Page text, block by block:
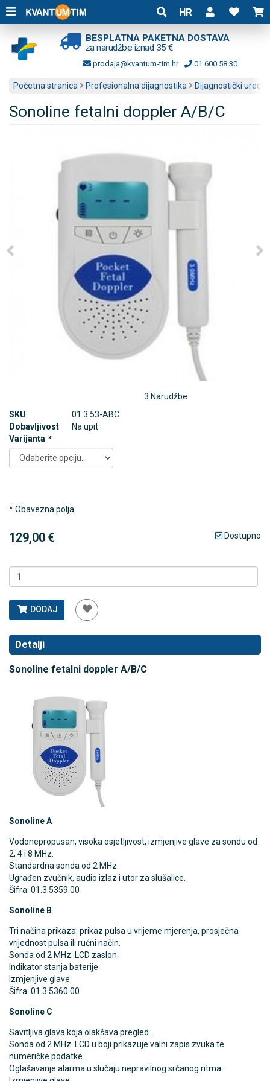
HR
BESPLATNA PAKETNA DOSTAVA
za narudžbe iznad 35 €
prodaja@kvantum-tim.hr 01 600 58 30
Početna stranica Profesionalna dijagnostika Dijagnostički uređaji
Sonoline fetalni doppler A/B/C
3 Narudžbe
SKU
01.3.53-ABC
Dobavljivost
Na upit
Varijanta *
* Obavezna polja
129,00 € Dostupno
DODAJ
Detalji
Sonoline fetalni doppler A/B/C
Sonoline A
Vodonepropusan, visoka osjetljivost, izmjenjive glave za sondu od
2, 4 i 8 MHz.
Standardna sonda od 2 MHz.
Ugrađen zvučnik, audio izlaz i utor za slušalice.
Šifra: 01.3.5359.00
Sonoline B
Tri načina prikaza: prikaz pulsa u vrijeme mjerenja, prosječna
vrijednost pulsa ili ručni način.
Sonda od 2 MHz. LCD zaslon.
Indikator stanja baterije.
Izmjenjive glave.
Šifra: 01.3.5360.00
Sonoline C
Savitljiva glava koja olakšava pregled.
Sonda od 2 MHz. LCD u boji prikazuje valni zapis zvuka te
numeričke podatke.
Oglašavanje alarma u slučaju nepravilnog srčanog ritma.